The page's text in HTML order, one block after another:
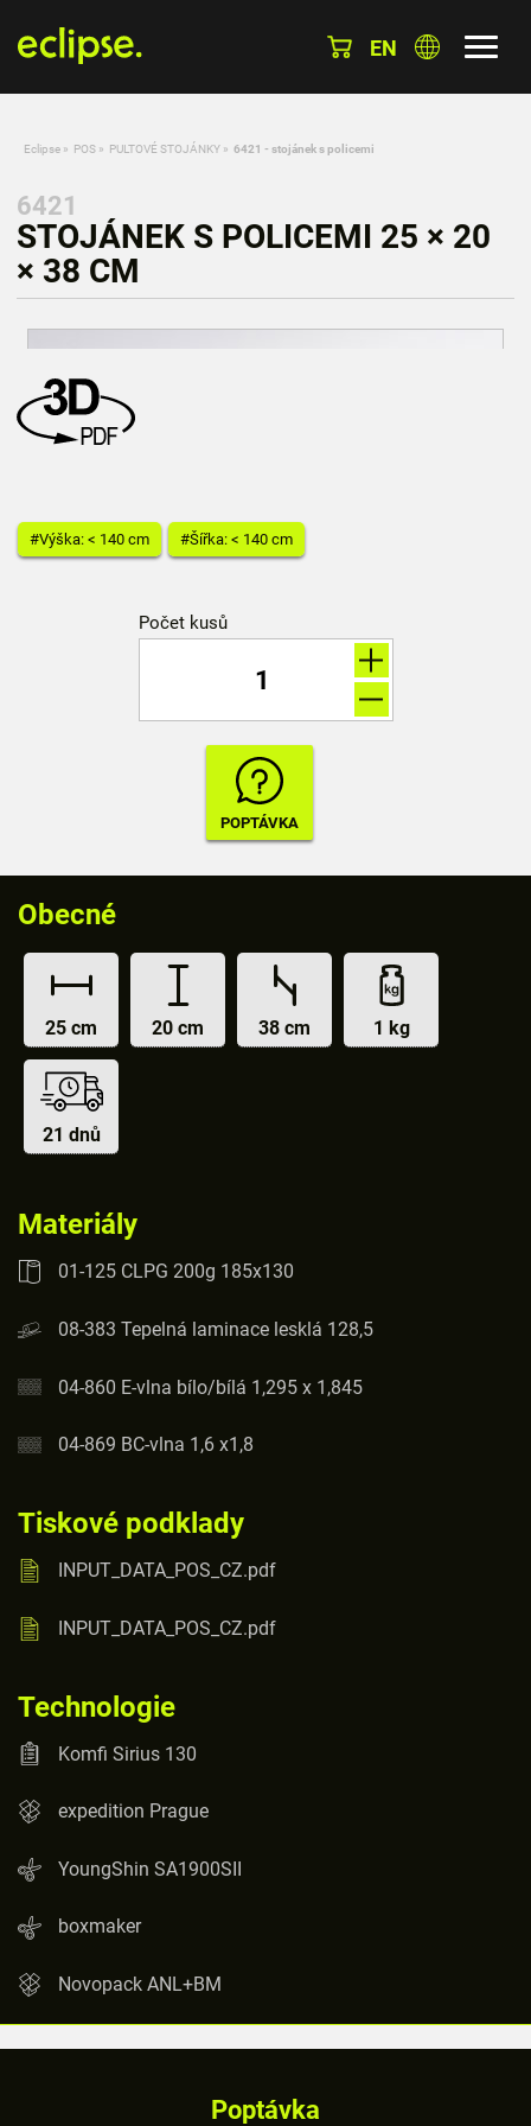
EN
Eclipse » POS » PULTOVÉ STOJÁNKY » 6421 - stojánek s policemi
6421
STOJÁNEK S POLICEMI 25 × 20
× 38 CM
#Výška: < 140 cm #Šířka: < 140 cm
Počet kusů
Obecné
25 cm 20 cm 38 cm 1 kg
21 dnů
Materiály
01-125 CLPG 200g 185x130
08-383 Tepelná laminace lesklá 128,5
04-860 E-vlna bílo/bílá 1,295 x 1,845
04-869 BC-vlna 1,6 x1,8
Tiskové podklady
INPUT_DATA_POS_CZ.pdf
INPUT_DATA_POS_CZ.pdf
Technologie
Komfi Sirius 130
expedition Prague
YoungShin SA1900SII
boxmaker
Novopack ANL+BM
Poptávka